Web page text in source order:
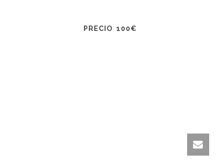
PRECIO 100€